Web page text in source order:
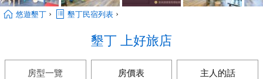
悠遊墾丁 › 墾丁民宿列表 ›
墾丁 上好旅店
房型一覽 房價表 主人的話